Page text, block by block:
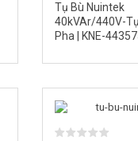
Tụ Bù Nuintek
40kVAr/440V-
Pha | KNE-